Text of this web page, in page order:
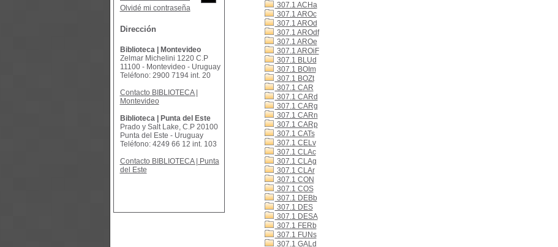
307.1 ACHa
307.1 AROc
307.1 AROd
307.1 AROdf
307.1 AROe
307.1 AROiF
307.1 BLUd
307.1 BOIm
307.1 BOZt
307.1 CAR
307.1 CARd
307.1 CARg
307.1 CARn
307.1 CARp
307.1 CATs
307.1 CELv
307.1 CLAc
307.1 CLAg
307.1 CLAr
307.1 CON
307.1 COS
307.1 DEBb
307.1 DES
307.1 DESA
307.1 FERb
307.1 FUNs
307.1 GALd
Olvidé mi contraseña
Dirección
Biblioteca | Montevideo
Zelmar Michelini 1220 C.P
11100 - Montevideo - Uruguay
Teléfono: 2900 7194 int. 20
Contacto BIBLIOTECA |
Montevideo
Biblioteca | Punta del Este
Prado y Salt Lake, C.P 20100
Punta del Este - Uruguay
Teléfono: 4249 66 12 int. 103
Contacto BIBLIOTECA | Punta
del Este